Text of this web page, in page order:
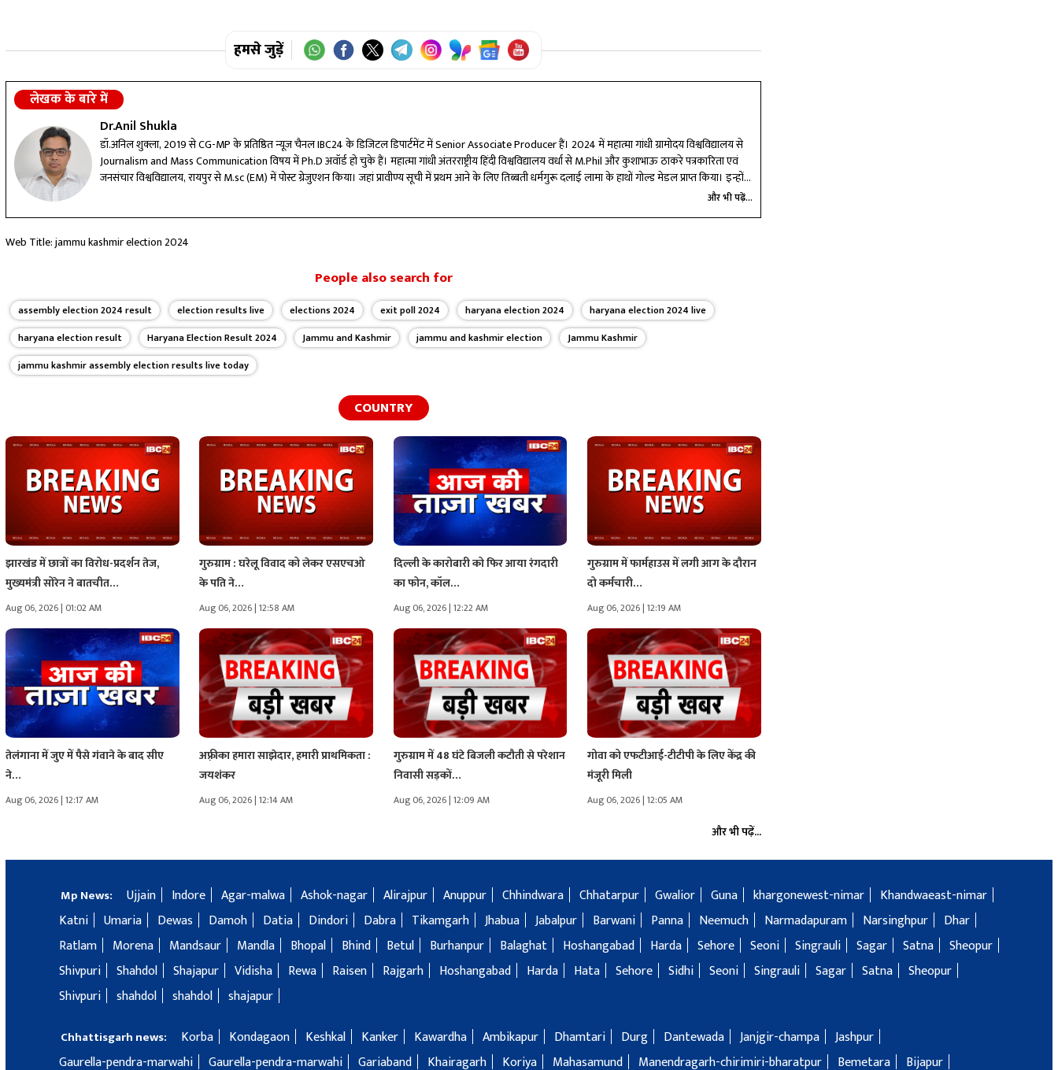
हमसे जुड़ें
लेखक के बारे में
Dr.Anil Shukla
डॉ.अनिल शुक्ला, 2019 से CG-MP के प्रतिष्ठित न्यूज चैनल IBC24 के डिजिटल ​डिपार्टमेंट में Senior Associate Producer हैं। 2024 में महात्मा गांधी ग्रामोदय विश्वविद्यालय से
Journalism and Mass Communication विषय में Ph.D अवॉर्ड हो चुके हैं। महात्मा गांधी अंतरराष्ट्रीय हिंदी विश्वविद्यालय वर्धा से M.Phil और कुशाभाऊ ठाकरे पत्रकारिता एवं
जनसंचार विश्वविद्यालय, रायपुर से M.sc (EM) में पोस्ट ग्रेजुएशन किया। जहां प्रावीण्य सूची में प्रथम आने के लिए तिब्बती धर्मगुरू दलाई लामा के हाथों गोल्ड मेडल प्राप्त किया। इन्होंने
गुरूघासीदास विश्वविद्यालय बिलासपुर से हिंदी साहित्य में एम.ए किया। इनके अलावा PGDJMC और PGDRD एक वर्षीय डिप्लोमा कोर्स भी किया। डॉ.अनिल शुक्ला ने मीडिया एवं
anilshuklamedia@gmail.com
और भी पढ़ें...
Web Title: jammu kashmir election 2024
People also search for
assembly election 2024 result election results live elections 2024 exit poll 2024 haryana election 2024
haryana election 2024 live
haryana election result
Haryana Election Result 2024 Jammu and Kashmir jammu and kashmir election
Jammu Kashmir
jammu kashmir assembly election results live today
COUNTRY
झारखंड में छात्रों का विरोध-प्रदर्शन तेज,
मुख्यमंत्री सोरेन ने बातचीत…
Aug 06, 2026 | 01:02 AM
गुरुग्राम : घरेलू विवाद को लेकर एसएचओ
के पति ने…
Aug 06, 2026 | 12:58 AM
दिल्ली के कारोबारी को फिर आया रंगदारी
का फोन, कॉल…
Aug 06, 2026 | 12:22 AM
गुरुग्राम में फार्महाउस में लगी आग के दौरान
दो कर्मचारी…
Aug 06, 2026 | 12:19 AM
तेलंगाना में जुए में पैसे गंवाने के बाद सीए
ने…
Aug 06, 2026 | 12:17 AM
अफ़्रीका हमारा साझेदार, हमारी प्राथमिकता :
जयशंकर
Aug 06, 2026 | 12:14 AM
गुरुग्राम में 48 घंटे बिजली कटौती से परेशान
निवासी सड़कों…
Aug 06, 2026 | 12:09 AM
गोवा को एफटीआई-टीटीपी के लिए केंद्र की
मंजूरी मिली
Aug 06, 2026 | 12:05 AM
और भी पढ़ें...
Mp News: Ujjain Indore Agar-malwa Ashok-nagar Alirajpur Anuppur Chhindwara Chhatarpur Gwalior Guna khargonewest-nimar
Khandwaeast-nimar
Katni
Umaria Dewas Damoh Datia Dindori Dabra Tikamgarh Jhabua Jabalpur Barwani Panna Neemuch Narmadapuram Narsinghpur
Dhar
Ratlam
Morena Mandsaur Mandla Bhopal Bhind Betul Burhanpur Balaghat Hoshangabad Harda Sehore Seoni Singrauli Sagar Satna
Sheopur
Shivpuri
Shahdol Shajapur Vidisha Rewa Raisen Rajgarh Hoshangabad Harda Hata Sehore Sidhi Seoni Singrauli Sagar Satna
Sheopur
Shivpuri
shahdol shahdol shajapur
Chhattisgarh news: Korba Kondagaon Keshkal Kanker Kawardha Ambikapur Dhamtari Durg Dantewada Janjgir-champa
Jashpur
Gaurella-pendra-marwahi
Gaurella-pendra-marwahi Gariaband Khairagarh Koriya Mahasamund Manendragarh-chirimiri-bharatpur Bemetara Bijapur